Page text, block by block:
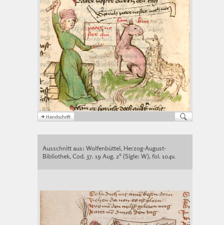
Ausschnitt aus: Wolfenbüttel, Herzog-August-
Bibliothek, Cod. 37. 19 Aug. 2° (Sigle: W), fol. 104v.